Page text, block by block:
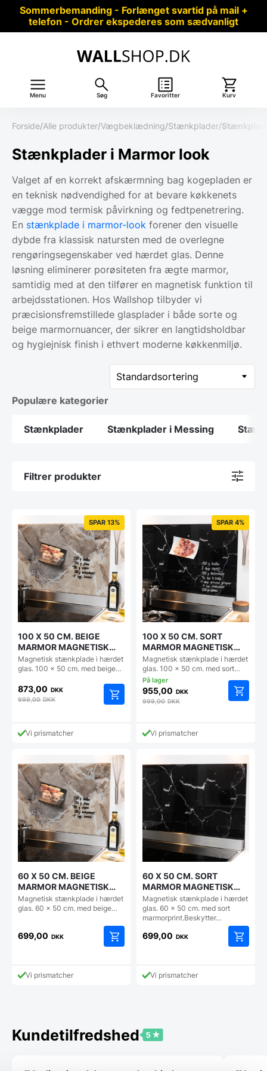
Sommerbemanding - Forlænget svartid på mail +
telefon - Ordrer ekspederes som sædvanligt
Menu Søg Favoritter Kurv
Forside/Alle produkter/Vægbeklædning/Stænkplader/
Stænkplader i Marmor look
Valget af en korrekt afskærmning bag kogepladen er
en teknisk nødvendighed for at bevare køkkenets
vægge mod termisk påvirkning og fedtpenetrering.
En stænkplade i marmor-look forener den visuelle
dybde fra klassisk natursten med de overlegne
rengøringsegenskaber ved hærdet glas. Denne
løsning eliminerer porøsiteten fra ægte marmor,
samtidig med at den tilfører en magnetisk funktion til
arbejdsstationen. Hos Wallshop tilbyder vi
præcisionsfremstillede glasplader i både sorte og
beige marmornuancer, der sikrer en langtidsholdbar
og hygiejnisk finish i ethvert moderne køkkenmiljø.
Populære kategorier
Stænkplader Stænkplader i Messing
Filtrer produkter
SPAR 13%
100 X 50 CM. BEIGE
MARMOR MAGNETISK
STÆNKPLADE
Magnetisk stænkplade i hærdet
glas. 100 x 50 cm. med beige…
873,00 DKK
999,00DKK
Vi prismatcher
SPAR 4%
100 X 50 CM. SORT
MARMOR MAGNETISK
STÆNKPLADE
Magnetisk stænkplade i hærdet
glas. 100 x 50 cm. med sort…
955,00 DKK
999,00DKK
Vi prismatcher
60 X 50 CM. BEIGE
MARMOR MAGNETISK
STÆNKPLADE
Magnetisk stænkplade i hærdet
glas. 60 x 50 cm. med beige…
699,00 DKK
Vi prismatcher
60 X 50 CM. SORT
MARMOR MAGNETISK
STÆNKPLADE
Magnetisk stænkplade i hærdet
glas. 60 x 50 cm. med sort
marmorprint.Beskytter…
699,00 DKK
Vi prismatcher
Kundetilfredshed